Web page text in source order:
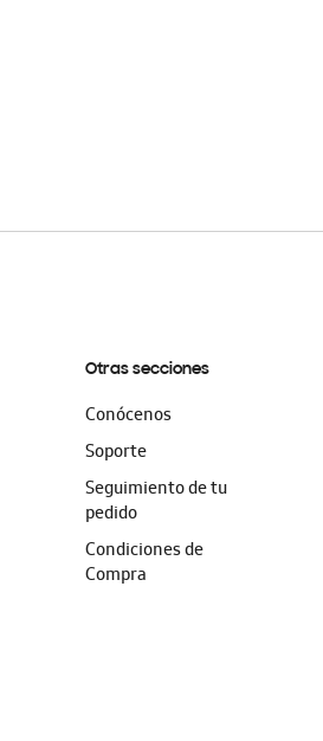
Otras secciones
Conócenos
Soporte
Seguimiento de tu
pedido
Condiciones de
Compra